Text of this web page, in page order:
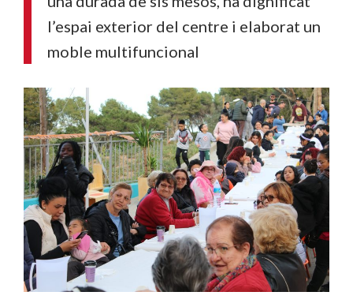
l’espai exterior del centre i elaborat un
moble multifuncional